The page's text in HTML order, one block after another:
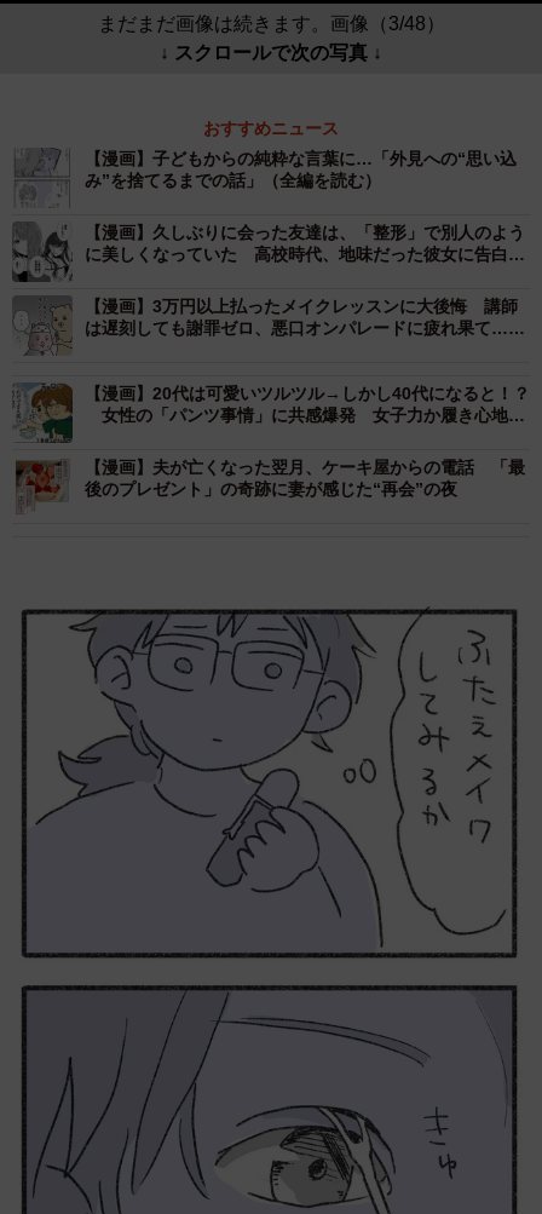
まだまだ画像は続きます。画像（3/48）
↓ スクロールで次の写真 ↓
おすすめニュース
【漫画】子どもからの純粋な言葉に…「外見への“思い込
み”を捨てるまでの話」（全編を読む）
【漫画】久しぶりに会った友達は、「整形」で別人のよう
に美しくなっていた 高校時代、地味だった彼女に告白さ
【漫画】3万円以上払ったメイクレッスンに大後悔 講師
は遅刻しても謝罪ゼロ、悪口オンパレードに疲れ果て…帰
【漫画】20代は可愛いツルツル→しかし40代になると！？
女性の「パンツ事情」に共感爆発 女子力か履き心地
【漫画】夫が亡くなった翌月、ケーキ屋からの電話 「最
後のプレゼント」の奇跡に妻が感じた“再会”の夜